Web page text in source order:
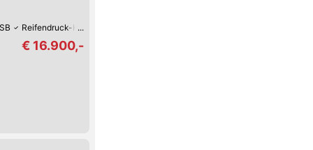
Reifendruck-Kontrolle
€ 16.900,-